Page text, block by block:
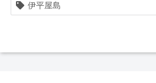
伊平屋島